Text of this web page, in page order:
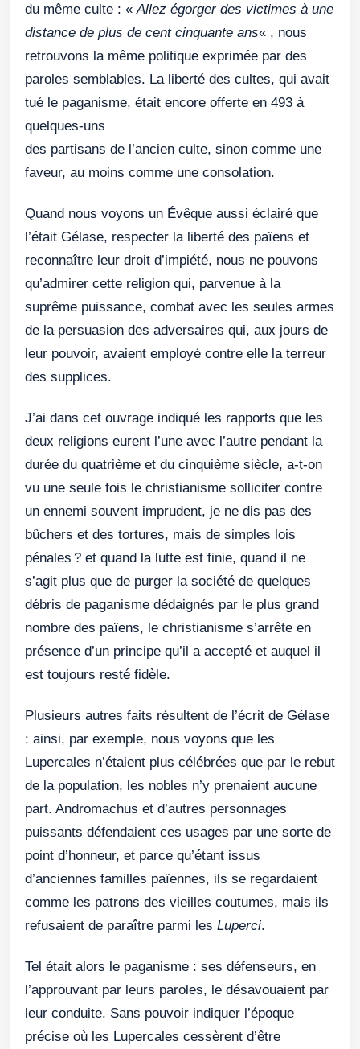
du même culte : «Allez égorger des victimes à une
distance de plus de cent cinquante ans« , nous
retrouvons la même politique exprimée par des
paroles semblables. La liberté des cultes, qui avait
tué le paganisme, était encore offerte en 493 à
quelques-uns
des partisans de l’ancien culte, sinon comme une
faveur, au moins comme une consolation.
Quand nous voyons un Évêque aussi éclairé que
l’était Gélase, respecter la liberté des païens et
reconnaître leur droit d’impiété, nous ne pouvons
qu’admirer cette religion qui, parvenue à la
suprême puissance, combat avec les seules armes
de la persuasion des adversaires qui, aux jours de
leur pouvoir, avaient employé contre elle la terreur
des supplices.
J’ai dans cet ouvrage indiqué les rapports que les
deux religions eurent l’une avec l’autre pendant la
durée du quatrième et du cinquième siècle, a-t-on
vu une seule fois le christianisme solliciter contre
un ennemi souvent imprudent, je ne dis pas des
bûchers et des tortures, mais de simples lois
pénales ? et quand la lutte est finie, quand il ne
s’agit plus que de purger la société de quelques
débris de paganisme dédaignés par le plus grand
nombre des païens, le christianisme s’arrête en
présence d’un principe qu’il a accepté et auquel il
est toujours resté fidèle.
Plusieurs autres faits résultent de l’écrit de Gélase
: ainsi, par exemple, nous voyons que les
Lupercales n’étaient plus célébrées que par le rebut
de la population, les nobles n’y prenaient aucune
part. Andromachus et d’autres personnages
puissants défendaient ces usages par une sorte de
point d’honneur, et parce qu’étant issus
d’anciennes familles païennes, ils se regardaient
comme les patrons des vieilles coutumes, mais ils
refusaient de paraître parmi les Luperci.
Tel était alors le paganisme : ses défenseurs, en
l’approuvant par leurs paroles, le désavouaient par
leur conduite. Sans pouvoir indiquer l’époque
précise où les Lupercales cessèrent d’être